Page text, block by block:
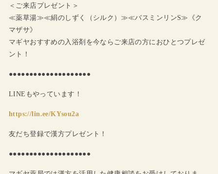
＜ご来店プレゼント＞
≪薬草湯≫≪絹のしずく（シルク）≫≪バスミンリンS≫《ク
マザサ》
マギヤおすすめの入浴剤を今ならご来店の方におひとつプレゼ
ント！
●●●●●●●●●●●●●●●●●●●●
LINEもやっています！
https://lin.ee/KYsou2a
友だち登録で漢方プレゼント！
●●●●●●●●●●●●●●●●●●●●